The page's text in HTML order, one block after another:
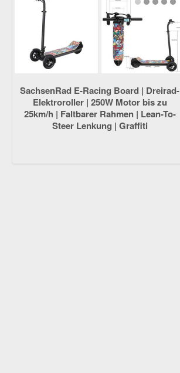
SachsenRad E-Racing Board | Dreirad-
Elektroroller | 250W Motor bis zu
25km/h | Faltbarer Rahmen | Lean-To-
Steer Lenkung | Graffiti